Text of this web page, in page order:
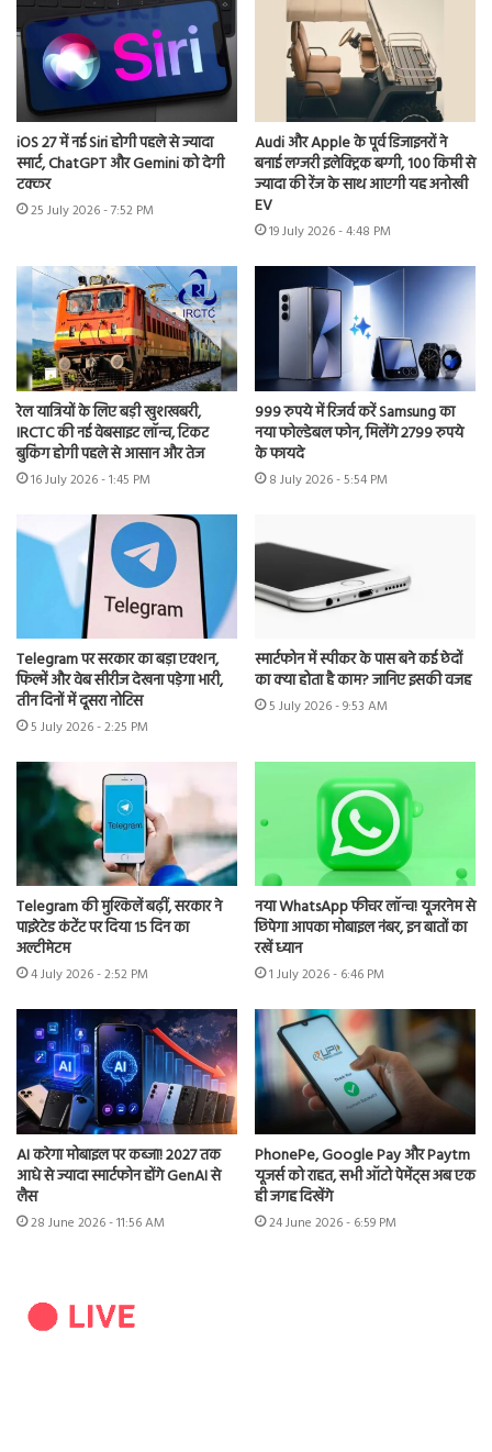
iOS 27 में नई Siri होगी पहले से ज्यादा
स्मार्ट, ChatGPT और Gemini को देगी
टक्कर
25 July 2026 - 7:52 PM
Audi और Apple के पूर्व डिजाइनरों ने
बनाई लग्जरी इलेक्ट्रिक बग्गी, 100 किमी से
ज्यादा की रेंज के साथ आएगी यह अनोखी
EV
19 July 2026 - 4:48 PM
रेल यात्रियों के लिए बड़ी खुशखबरी,
IRCTC की नई वेबसाइट लॉन्च, टिकट
बुकिंग होगी पहले से आसान और तेज
16 July 2026 - 1:45 PM
999 रुपये में रिजर्व करें Samsung का
नया फोल्डेबल फोन, मिलेंगे 2799 रुपये
के फायदे
8 July 2026 - 5:54 PM
Telegram पर सरकार का बड़ा एक्शन,
फिल्में और वेब सीरीज देखना पड़ेगा भारी,
तीन दिनों में दूसरा नोटिस
5 July 2026 - 2:25 PM
स्मार्टफोन में स्पीकर के पास बने कई छेदों
का क्या होता है काम? जानिए इसकी वजह
5 July 2026 - 9:53 AM
Telegram की मुश्किलें बढ़ीं, सरकार ने
पाइरेटेड कंटेंट पर दिया 15 दिन का
अल्टीमेटम
4 July 2026 - 2:52 PM
नया WhatsApp फीचर लॉन्च! यूजरनेम से
छिपेगा आपका मोबाइल नंबर, इन बातों का
रखें ध्यान
1 July 2026 - 6:46 PM
AI करेगा मोबाइल पर कब्जा! 2027 तक
आधे से ज्यादा स्मार्टफोन होंगे GenAI से
लैस
28 June 2026 - 11:56 AM
PhonePe, Google Pay और Paytm
यूजर्स को राहत, सभी ऑटो पेमेंट्स अब एक
ही जगह दिखेंगे
24 June 2026 - 6:59 PM